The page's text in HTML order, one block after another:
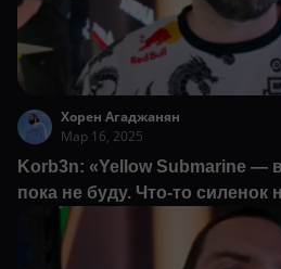
Хорен Агаджанян
Мар 16, 2025
Korb3n: «Yellow Submarine —
пока не буду. Что-то силенок